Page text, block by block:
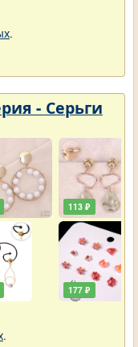
.
- Серьги
113 ₽
177 ₽
.